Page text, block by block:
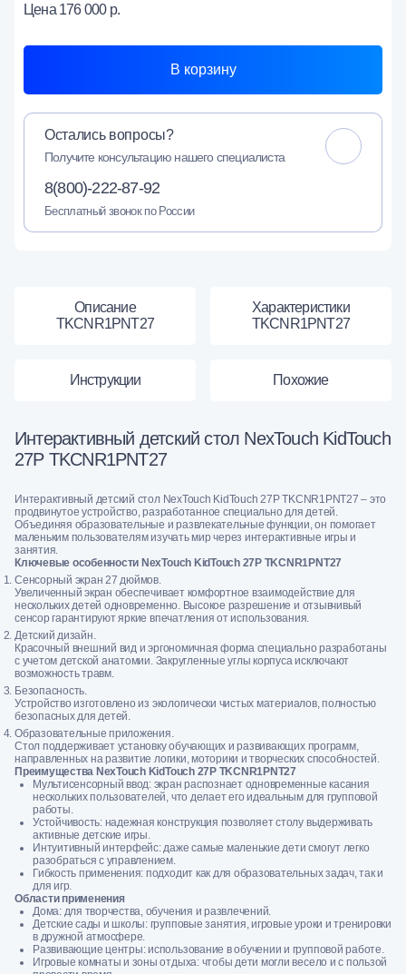
Цена 176 000 р.
В корзину
Остались вопросы?
Получите консультацию нашего специалиста
8(800)-222-87-92
Бесплатный звонок по России
Описание
TKCNR1PNT27
Характеристики
TKCNR1PNT27
Инструкции Похожие
Интерактивный детский стол NexTouch KidTouch
27Р TKCNR1PNT27
Интерактивный детский стол NexTouch KidTouch 27P TKCNR1PNT27 – это
продвинутое устройство, разработанное специально для детей.
Объединяя образовательные и развлекательные функции, он помогает
маленьким пользователям изучать мир через интерактивные игры и
занятия.
Ключевые особенности NexTouch KidTouch 27P TKCNR1PNT27
Сенсорный экран 27 дюймов.
Увеличенный экран обеспечивает комфортное взаимодействие для
нескольких детей одновременно. Высокое разрешение и отзывчивый
сенсор гарантируют яркие впечатления от использования.
Детский дизайн.
Красочный внешний вид и эргономичная форма специально разработаны
с учетом детской анатомии. Закругленные углы корпуса исключают
возможность травм.
Безопасность.
Устройство изготовлено из экологически чистых материалов, полностью
безопасных для детей.
Образовательные приложения.
Стол поддерживает установку обучающих и развивающих программ,
направленных на развитие логики, моторики и творческих способностей.
Преимущества NexTouch KidTouch 27P TKCNR1PNT27
Мультисенсорный ввод: экран распознает одновременные касания
нескольких пользователей, что делает его идеальным для групповой
работы.
Устойчивость: надежная конструкция позволяет столу выдерживать
активные детские игры.
Интуитивный интерфейс: даже самые маленькие дети смогут легко
разобраться с управлением.
Гибкость применения: подходит как для образовательных задач, так и
для игр.
Области применения
Дома: для творчества, обучения и развлечений.
Детские сады и школы: групповые занятия, игровые уроки и тренировки
в дружной атмосфере.
Развивающие центры: использование в обучении и групповой работе.
Игровые комнаты и зоны отдыха: чтобы дети могли весело и с пользой